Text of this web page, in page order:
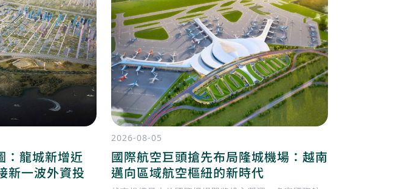
：龍城新增近
新一波外資投
2026-08-05
國際航空巨頭搶先布局隆城機場：越南
邁向區域航空樞紐的新時代